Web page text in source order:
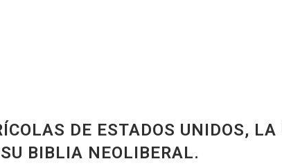
DE ESTADOS UNIDOS, LA
BIBLIA NEOLIBERAL.